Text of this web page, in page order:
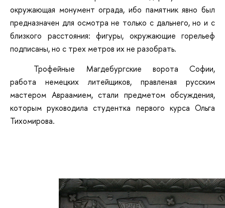
окружающая монумент ограда, ибо памятник явно был
предназначен для осмотра не только с дальнего, но и с
близкого расстояния: фигуры, окружающие горельеф
подписаны, но с трех метров их не разобрать.
Трофейные Магдебургские ворота Софии,
работа немецких литейщиков, правленая русским
мастером Авраамием, стали предметом обсуждения,
которым руководила студентка первого курса Ольга
Тихомирова.